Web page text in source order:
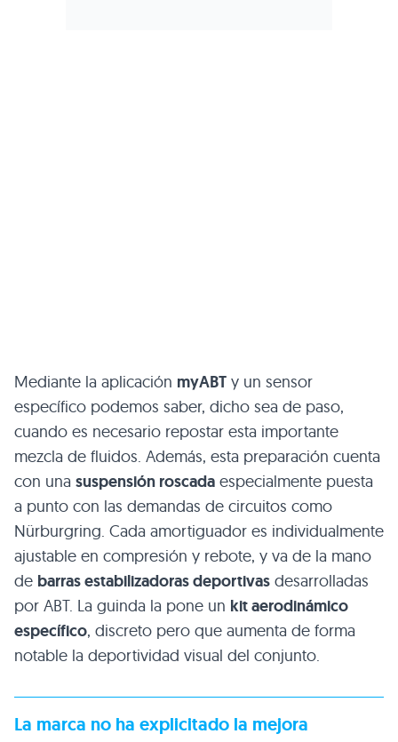
Mediante la aplicación myABT y un sensor
específico podemos saber, dicho sea de paso,
cuando es necesario repostar esta importante
mezcla de fluidos. Además, esta preparación cuenta
con una suspensión roscada especialmente puesta
a punto con las demandas de circuitos como
Nürburgring. Cada amortiguador es individualmente
ajustable en compresión y rebote, y va de la mano
de barras estabilizadoras deportivas desarrolladas
por ABT. La guinda la pone un kit aerodinámico
específico, discreto pero que aumenta de forma
notable la deportividad visual del conjunto.
La marca no ha explicitado la mejora